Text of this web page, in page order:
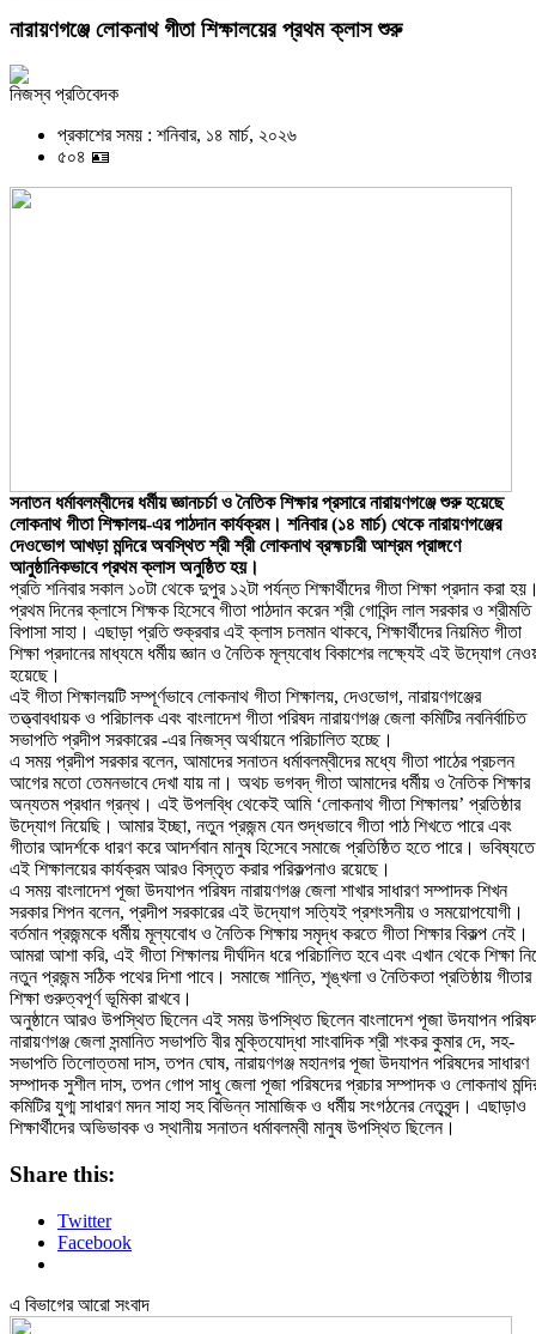
নারায়ণগঞ্জে লোকনাথ গীতা শিক্ষালয়ের প্রথম ক্লাস শুরু
নিজস্ব প্রতিবেদক
প্রকাশের সময় : শনিবার, ১৪ মার্চ, ২০২৬
৫০৪ 🪪
সনাতন ধর্মাবলম্বীদের ধর্মীয় জ্ঞানচর্চা ও নৈতিক শিক্ষার প্রসারে নারায়ণগঞ্জে শুরু হয়েছে
লোকনাথ গীতা শিক্ষালয়-এর পাঠদান কার্যক্রম। শনিবার (১৪ মার্চ) থেকে নারায়ণগঞ্জের
দেওভোগ আখড়া মন্দিরে অবস্থিত শ্রী শ্রী লোকনাথ ব্রহ্মচারী আশ্রম প্রাঙ্গণে
আনুষ্ঠানিকভাবে প্রথম ক্লাস অনুষ্ঠিত হয়।
প্রতি শনিবার সকাল ১০টা থেকে দুপুর ১২টা পর্যন্ত শিক্ষার্থীদের গীতা শিক্ষা প্রদান করা
প্রথম দিনের ক্লাসে শিক্ষক হিসেবে গীতা পাঠদান করেন শ্রী গোবিন্দ লাল সরকার ও শ্রীমতি
বিপাসা সাহা। এছাড়া প্রতি শুক্রবার এই ক্লাস চলমান থাকবে, শিক্ষার্থীদের নিয়মিত গীতা
শিক্ষা প্রদানের মাধ্যমে ধর্মীয় জ্ঞান ও নৈতিক মূল্যবোধ বিকাশের লক্ষ্যেই এই উদ্যোগ
হয়েছে।
এই গীতা শিক্ষালয়টি সম্পূর্ণভাবে লোকনাথ গীতা শিক্ষালয়, দেওভোগ, নারায়ণগঞ্জের
তত্ত্বাবধায়ক ও পরিচালক এবং বাংলাদেশ গীতা পরিষদ নারায়ণগঞ্জ জেলা কমিটির নবনির্বাচিত
সভাপতি প্রদীপ সরকারের -এর নিজস্ব অর্থায়নে পরিচালিত হচ্ছে।
এ সময় প্রদীপ সরকার বলেন, আমাদের সনাতন ধর্মাবলম্বীদের মধ্যে গীতা পাঠের প্রচলন
আগের মতো তেমনভাবে দেখা যায় না। অথচ ভগবদ্ গীতা আমাদের ধর্মীয় ও নৈতিক শিক্ষার
অন্যতম প্রধান গ্রন্থ। এই উপলব্ধি থেকেই আমি ‘লোকনাথ গীতা শিক্ষালয়’ প্রতিষ্ঠার
উদ্যোগ নিয়েছি। আমার ইচ্ছা, নতুন প্রজন্ম যেন শুদ্ধভাবে গীতা পাঠ শিখতে পারে এবং
গীতার আদর্শকে ধারণ করে আদর্শবান মানুষ হিসেবে সমাজে প্রতিষ্ঠিত হতে পারে। ভবিষ্যতে
এই শিক্ষালয়ের কার্যক্রম আরও বিস্তৃত করার পরিকল্পনাও রয়েছে।
এ সময় বাংলাদেশ পূজা উদযাপন পরিষদ নারায়ণগঞ্জ জেলা শাখার সাধারণ সম্পাদক শিখন
সরকার শিপন বলেন, প্রদীপ সরকারের এই উদ্যোগ সত্যিই প্রশংসনীয় ও সময়োপযোগী।
বর্তমান প্রজন্মকে ধর্মীয় মূল্যবোধ ও নৈতিক শিক্ষায় সমৃদ্ধ করতে গীতা শিক্ষার বিকল্প নেই।
আমরা আশা করি, এই গীতা শিক্ষালয় দীর্ঘদিন ধরে পরিচালিত হবে এবং এখান থেকে শিক্ষা
নতুন প্রজন্ম সঠিক পথের দিশা পাবে। সমাজে শান্তি, শৃঙ্খলা ও নৈতিকতা প্রতিষ্ঠায় গীতার
শিক্ষা গুরুত্বপূর্ণ ভূমিকা রাখবে।
অনুষ্ঠানে আরও উপস্থিত ছিলেন এই সময় উপস্থিত ছিলেন বাংলাদেশ পূজা উদযাপন
নারায়ণগঞ্জ জেলা সন্মানিত সভাপতি বীর মুক্তিযোদ্ধা সাংবাদিক শ্রী শংকর কুমার দে, সহ-
সভাপতি তিলোত্তমা দাস, তপন ঘোষ, নারায়ণগঞ্জ মহানগর পূজা উদযাপন পরিষদের সাধারণ
সম্পাদক সুশীল দাস, তপন গোপ সাধু জেলা পূজা পরিষদের প্রচার সম্পাদক ও লোকনাথ
কমিটির যুগ্ম সাধারণ মদন সাহা সহ বিভিন্ন সামাজিক ও ধর্মীয় সংগঠনের নেতৃবৃন্দ। এছাড়াও
শিক্ষার্থীদের অভিভাবক ও স্থানীয় সনাতন ধর্মাবলম্বী মানুষ উপস্থিত ছিলেন।
Share this:
Twitter
Facebook
এ বিভাগের আরো সংবাদ